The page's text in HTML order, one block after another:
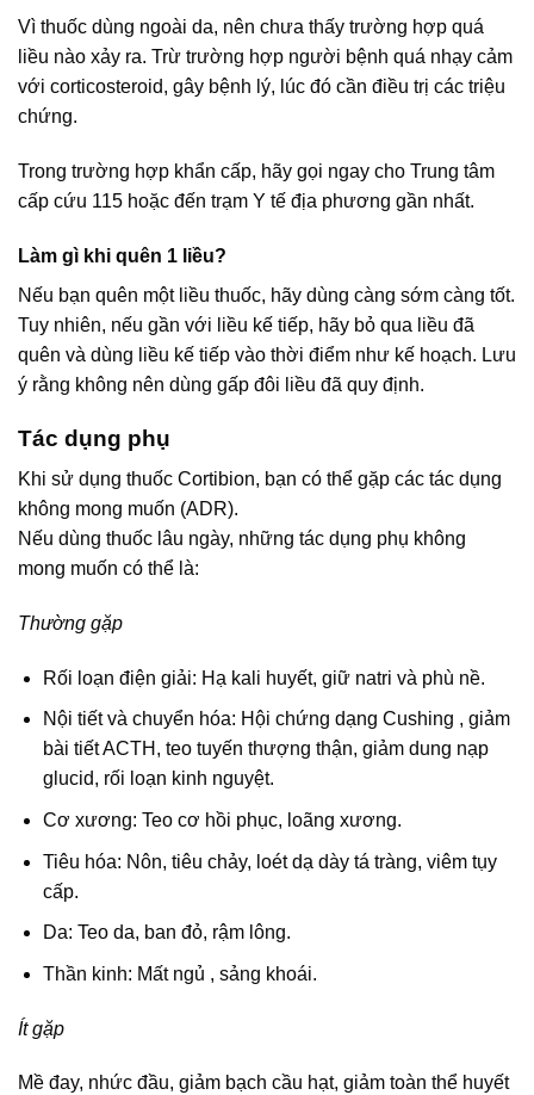
Vì thuốc dùng ngoài da, nên chưa thấy trường hợp quá
liều nào xảy ra. Trừ trường hợp người bệnh quá nhạy cảm
với corticosteroid, gây bệnh lý, lúc đó cần điều trị các triệu
chứng.
Trong trường hợp khẩn cấp, hãy gọi ngay cho Trung tâm
cấp cứu 115 hoặc đến trạm Y tế địa phương gần nhất.
Làm gì khi quên 1 liều?
Nếu bạn quên một liều thuốc, hãy dùng càng sớm càng tốt.
Tuy nhiên, nếu gần với liều kế tiếp, hãy bỏ qua liều đã
quên và dùng liều kế tiếp vào thời điểm như kế hoạch. Lưu
ý rằng không nên dùng gấp đôi liều đã quy định.
Tác dụng phụ
Khi sử dụng thuốc Cortibion, bạn có thể gặp các tác dụng
không mong muốn (ADR).
Nếu dùng thuốc lâu ngày, những tác dụng phụ không
mong muốn có thể là:
Thường gặp
Rối loạn điện giải: Hạ kali huyết, giữ natri và phù nề.
Nội tiết và chuyển hóa: Hội chứng dạng Cushing , giảm
bài tiết ACTH, teo tuyến thượng thận, giảm dung nạp
glucid, rối loạn kinh nguyệt.
Cơ xương: Teo cơ hồi phục, loãng xương.
Tiêu hóa: Nôn, tiêu chảy, loét dạ dày tá tràng, viêm tụy
cấp.
Da: Teo da, ban đỏ, rậm lông.
Thần kinh: Mất ngủ , sảng khoái.
Ít gặp
Mề đay, nhức đầu, giảm bạch cầu hạt, giảm toàn thể huyết